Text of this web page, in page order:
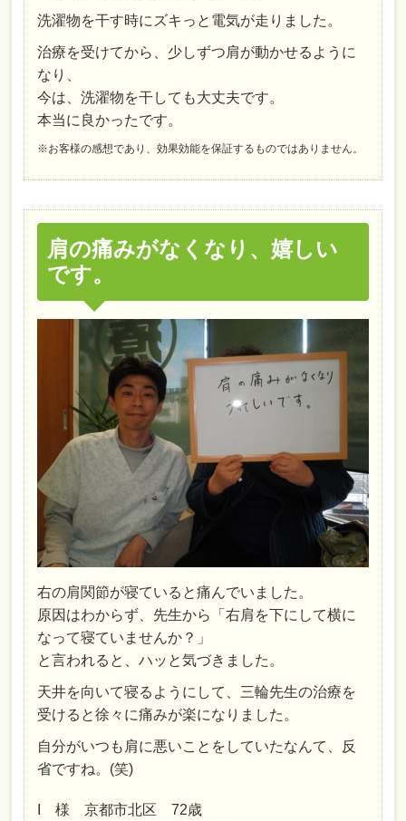
洗濯物を干す時にズキっと電気が走りました。
治療を受けてから、少しずつ肩が動かせるように
なり、
今は、洗濯物を干しても大丈夫です。
本当に良かったです。
※お客様の感想であり、効果効能を保証するものではありません。
肩の痛みがなくなり、嬉しい
です。
右の肩関節が寝ていると痛んでいました。
原因はわからず、先生から「右肩を下にして横に
なって寝ていませんか？」
と言われると、ハッと気づきました。
天井を向いて寝るようにして、三輪先生の治療を
受けると徐々に痛みが楽になりました。
自分がいつも肩に悪いことをしていたなんて、反
省ですね。(笑)
I 様 京都市北区 72歳